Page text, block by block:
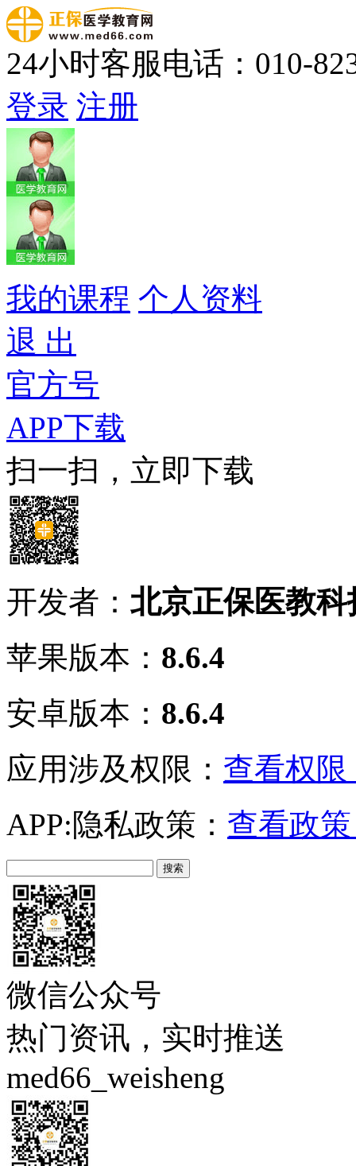
24小时客服电话：010-
登录 注册
我的课程 个人资料
退 出
官方号
APP下载
扫一扫，立即下载
开发者： 北京正保医教
苹果版本： 8.6.4
安卓版本： 8.6.4
应用涉及权限： 查看权限
APP:隐私政策： 查看政
微信公众号
热门资讯，实时推送
med66_weisheng